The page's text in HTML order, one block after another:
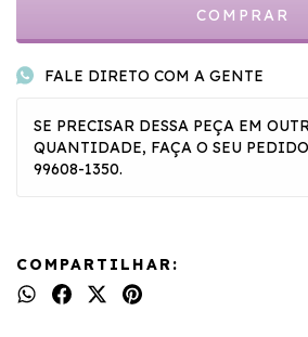
FALE DIRETO COM A GENTE
SE PRECISAR DESSA PEÇA EM
QUANTIDADE, FAÇA O SEU
99608-1350.
COMPARTILHAR: